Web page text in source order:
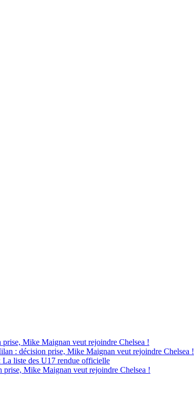
Mike Maignan veut rejoindre Chelsea !
: décision prise, Mike Maignan veut rejoindre Chelsea !
La liste des U17 rendue officielle
Mike Maignan veut rejoindre Chelsea !